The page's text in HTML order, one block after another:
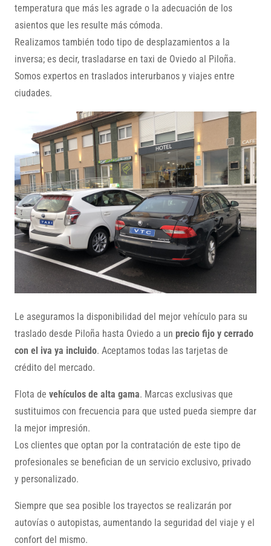
temperatura que más les agrade o la adecuación de los
asientos que les resulte más cómoda.
Realizamos también todo tipo de desplazamientos a la
inversa; es decir, trasladarse en taxi de Oviedo al Piloña.
Somos expertos en traslados interurbanos y viajes entre
ciudades.
Le aseguramos la disponibilidad del mejor vehículo para su
traslado desde Piloña hasta Oviedo a un precio fijo y cerrado
con el iva ya incluido. Aceptamos todas las tarjetas de
crédito del mercado.
Flota de vehículos de alta gama. Marcas exclusivas que
sustituimos con frecuencia para que usted pueda siempre dar
la mejor impresión.
Los clientes que optan por la contratación de este tipo de
profesionales se benefician de un servicio exclusivo, privado
y personalizado.
Siempre que sea posible los trayectos se realizarán por
autovías o autopistas, aumentando la seguridad del viaje y el
confort del mismo.